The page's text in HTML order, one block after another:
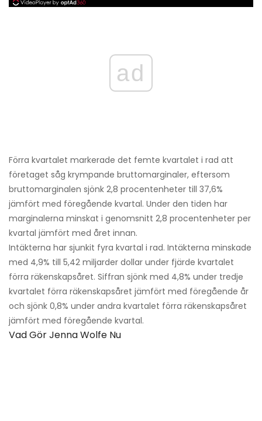
ad
Förra kvartalet markerade det femte kvartalet i rad att
företaget såg krympande bruttomarginaler, eftersom
bruttomarginalen sjönk 2,8 procentenheter till 37,6%
jämfört med föregående kvartal. Under den tiden har
marginalerna minskat i genomsnitt 2,8 procentenheter per
kvartal jämfört med året innan.
Intäkterna har sjunkit fyra kvartal i rad. Intäkterna minskade
med 4,9% till 5,42 miljarder dollar under fjärde kvartalet
förra räkenskapsåret. Siffran sjönk med 4,8% under tredje
kvartalet förra räkenskapsåret jämfört med föregående år
och sjönk 0,8% under andra kvartalet förra räkenskapsåret
jämfört med föregående kvartal.
Vad Gör Jenna Wolfe Nu